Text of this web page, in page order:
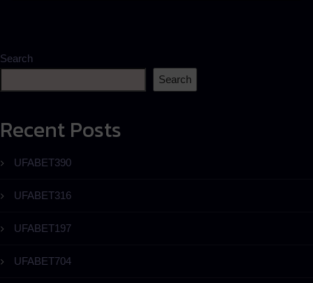
Search
Search
Recent Posts
UFABET390
UFABET316
UFABET197
UFABET704